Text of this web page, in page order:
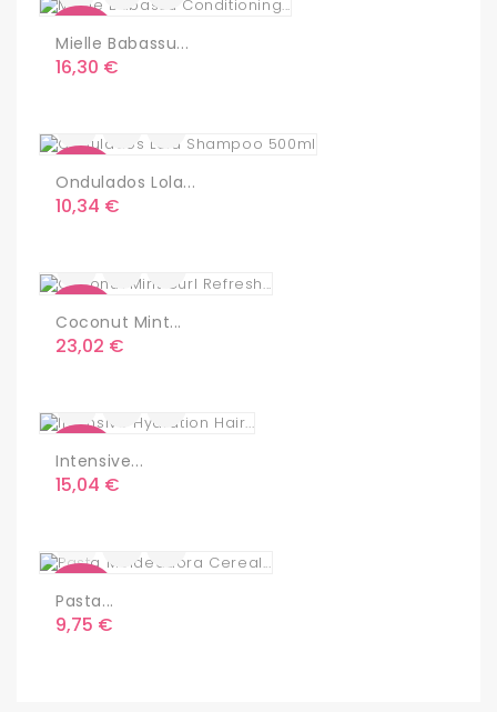
Mielle Babassu...
Precio
16,30 €
Ondulados Lola...
Precio
10,34 €
Coconut Mint...
Precio
23,02 €
Intensive...
Precio
15,04 €
Pasta...
Precio
9,75 €